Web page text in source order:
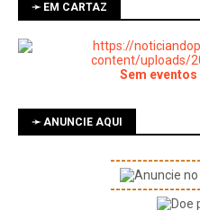
➛ EM CARTAZ
Sem
➛ ANUNCIE AQUI